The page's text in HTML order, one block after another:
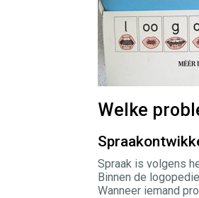
Welke
Spraak is volgens
Binnen de
Wanneer iemand